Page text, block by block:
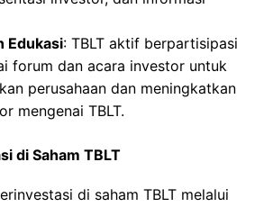
Edukasi: TBLT aktif berpartisipasi
forum dan acara investor untuk
perusahaan dan meningkatkan
mengenai TBLT.
di Saham TBLT
di saham TBLT melalui